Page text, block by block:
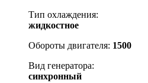
Тип охлаждения:
жидкостное
Обороты двигателя: 1500
Вид генератора:
синхронный